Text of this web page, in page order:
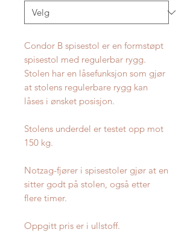
Condor B spisestol er en formstøpt
spisestol med regulerbar rygg.
Stolen har en låsefunksjon som gjør
at stolens regulerbare rygg kan
låses i ønsket posisjon.
Stolens underdel er testet opp mot
150 kg.
Notzag-fjører i spisestoler gjør at en
sitter godt på stolen, også etter
flere timer.
Oppgitt pris er i ullstoff.